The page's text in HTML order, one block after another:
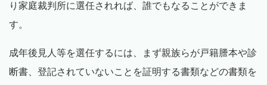
り家庭裁判所に選任されれば、誰でもなることができま
す。
成年後見人等を選任するには、まず親族らが戸籍謄本や診
断書、登記されていないことを証明する書類などの書類を